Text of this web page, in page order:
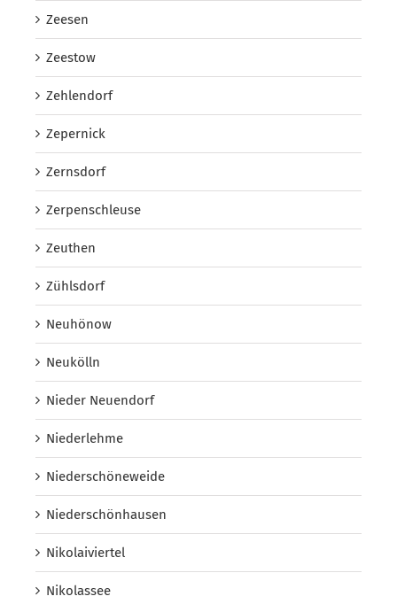
Zeesen
Zeestow
Zehlendorf
Zepernick
Zernsdorf
Zerpenschleuse
Zeuthen
Zühlsdorf
Neuhönow
Neukölln
Nieder Neuendorf
Niederlehme
Niederschöneweide
Niederschönhausen
Nikolaiviertel
Nikolassee